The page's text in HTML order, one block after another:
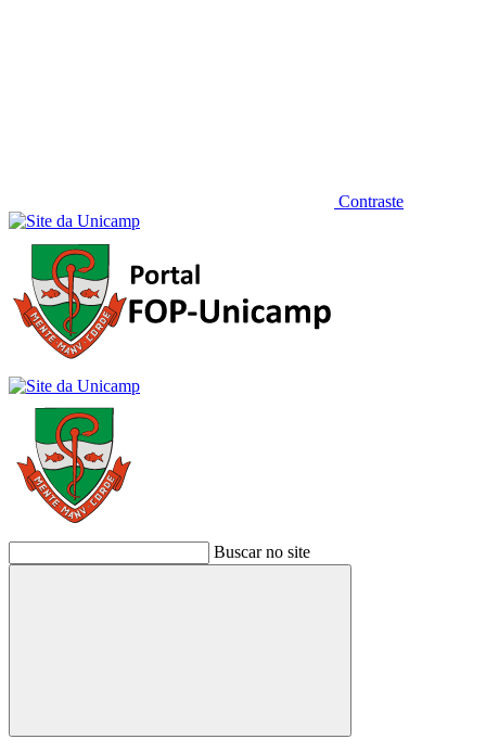
Contraste
Buscar no site
Buscar